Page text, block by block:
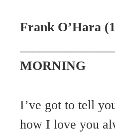
Frank O’Hara
MORNING
I’ve got to tell
how I love you